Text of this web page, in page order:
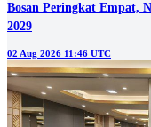
Bosan Peringkat Empat,
2029
02 Aug 2026 11:46 UTC